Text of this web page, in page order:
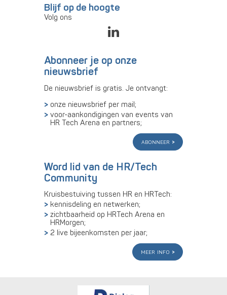
Blijf op de hoogte
Volg ons
Abonneer je op onze
nieuwsbrief
De nieuwsbrief is gratis. Je ontvangt:
onze nieuwsbrief per mail;
voor-aankondigingen van events van
HR Tech Arena en partners;
abonneer
Word lid van de HR/Tech
Community
Kruisbestuiving tussen HR en HRTech:
kennisdeling en netwerken;
zichtbaarheid op HRTech Arena en
HRMorgen;
2 live bijeenkomsten per jaar;
meer info